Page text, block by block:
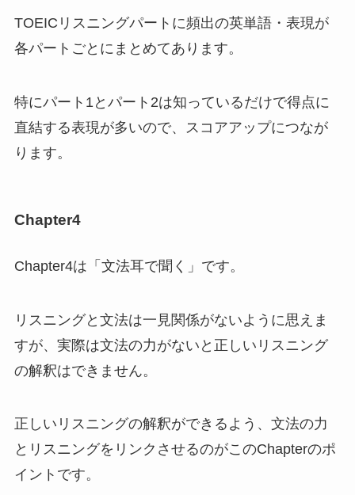
TOEICリスニングパートに頻出の英単語・表現が
各パートごとにまとめてあります。
特にパート1とパート2は知っているだけで得点に
直結する表現が多いので、スコアアップにつなが
ります。
Chapter4
Chapter4は「文法耳で聞く」です。
リスニングと文法は一見関係がないように思えま
すが、実際は文法の力がないと正しいリスニング
の解釈はできません。
正しいリスニングの解釈ができるよう、文法の力
とリスニングをリンクさせるのがこのChapterのポ
イントです。